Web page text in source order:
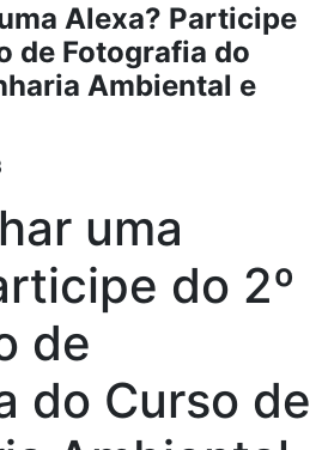
Alexa? Participe
de Fotografia do
Ambiental e
uma
do 2º
de
do Curso de